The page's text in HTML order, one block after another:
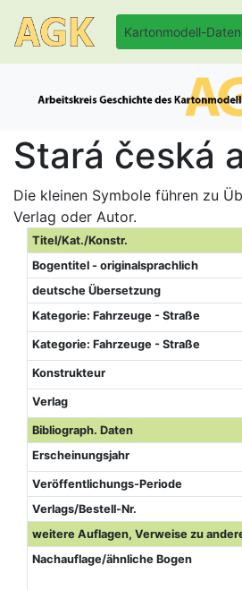
Kartonmodell-
Stará česká
Die kleinen Symbole führen zu
Verlag oder Autor.
Titel/Kat./Konstr.
Bogentitel - originalsprachlich
deutsche Übersetzung
Kategorie: Fahrzeuge - Straße
Kategorie: Fahrzeuge - Straße
Konstrukteur
Verlag
Bibliograph. Daten
Erscheinungsjahr
Veröffentlichungs-Periode
Verlags/Bestell-Nr.
weitere Auflagen, Verweise zu
Nachauflage/ähnliche Bogen